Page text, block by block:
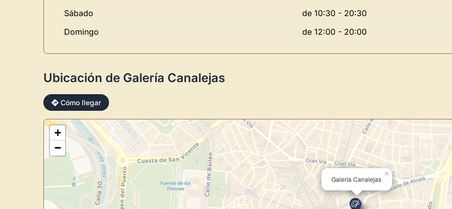
Sábado
de 10:30 - 20:30
Domingo
de 12:00 - 20:00
Ubicación de Galería Canalejas
Cómo llegar
Galería Canalejas
×
+
−
Novedad: Tu Panel
Directorio de Arte
Sigue las visitas de tus obras
Crear cuenta y abrir mi Panel